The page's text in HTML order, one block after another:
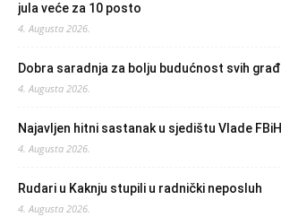
jula veće za 10 posto
4. Augusta 2026.
Dobra saradnja za bolju budućnost svih
4. Augusta 2026.
Najavljen hitni sastanak u sjedištu Vlade FBiH
4. Augusta 2026.
Rudari u Kaknju stupili u radnički neposluh
4. Augusta 2026.